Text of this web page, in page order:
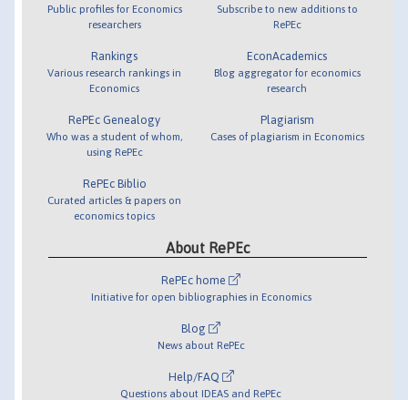
Public profiles for Economics
researchers
Rankings
Various research rankings in
Economics
RePEc Genealogy
Who was a student of whom,
using RePEc
RePEc Biblio
Curated articles & papers on
economics topics
Subscribe to new additions to
RePEc
EconAcademics
Blog aggregator for economics
research
Plagiarism
Cases of plagiarism in Economics
About RePEc
RePEc home
Initiative for open bibliographies in Economics
Blog
News about RePEc
Help/FAQ
Questions about IDEAS and RePEc